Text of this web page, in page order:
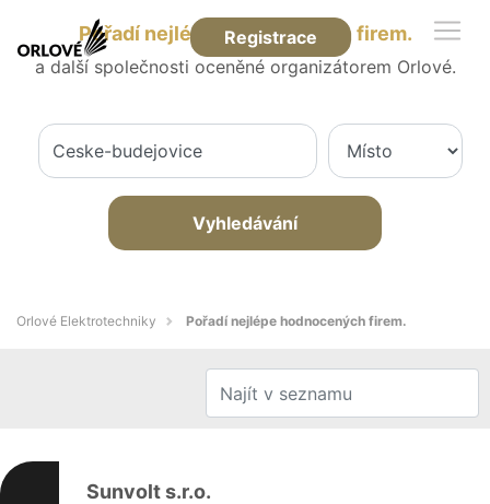
Registrace
Pořadí nejlépe hodnocených firem.
a další společnosti oceněné organizátorem Orlové.
Vyhledávání
Orlové Elektrotechniky Pořadí nejlépe hodnocených firem.
Sunvolt s.r.o.